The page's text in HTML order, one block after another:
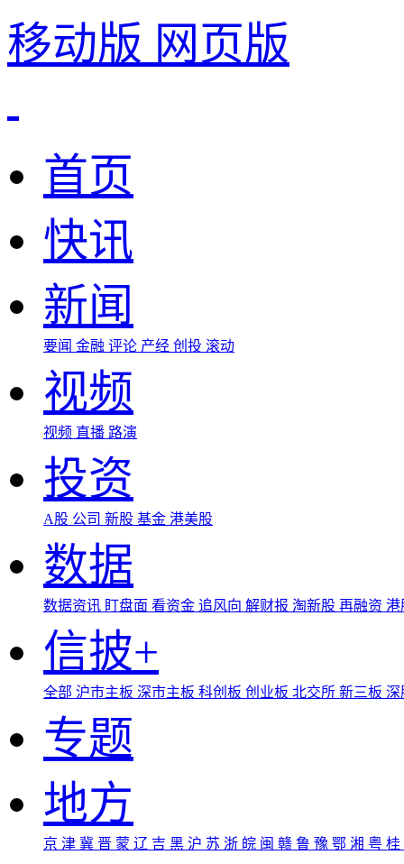
移动版 网页版
首页
快讯
新闻
要闻 金融 评论 产经 创投 滚动
视频
视频 直播 路演
投资
A股 公司 新股 基金 港美股
数据
数据资讯 盯盘面 看资金 追风向 解财报 淘新股 再融资
信披+
全部 沪市主板 深市主板 科创板 创业板 北交所 新三板
专题
地方
京 津 冀 晋 蒙 辽 吉 黑 沪 苏 浙 皖 闽 赣 鲁 豫 鄂 湘 粤 桂